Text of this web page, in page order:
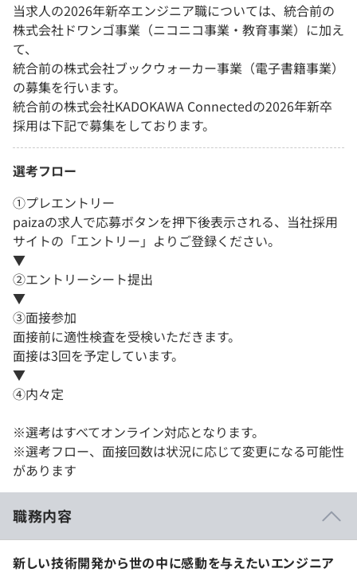
当求人の2026年新卒エンジニア職については、統合前の
株式会社ドワンゴ事業（ニコニコ事業・教育事業）に加え
て、
統合前の株式会社ブックウォーカー事業（電子書籍事業）
の募集を行います。
統合前の株式会社KADOKAWA Connectedの2026年新卒
採用は下記で募集をしております。
選考フロー
①プレエントリー
paizaの求人で応募ボタンを押下後表示される、当社採用
サイトの「エントリー」よりご登録ください。
▼
②エントリーシート提出
▼
③面接参加
面接前に適性検査を受検いただきます。
面接は3回を予定しています。
▼
④内々定
※選考はすべてオンライン対応となります。
※選考フロー、面接回数は状況に応じて変更になる可能性
があります
職務内容
新しい技術開発から世の中に感動を与えたいエンジニア